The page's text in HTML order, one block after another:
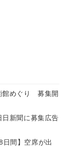
館めぐり 募集開
日新聞に募集広告
日間】空席が出